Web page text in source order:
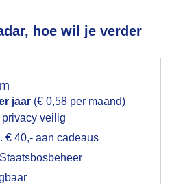
hoe wil je verder
jaar (€ 0,58 per maand)
veilig
€ 40,- aan cadeaus
gebruiken voor het
akkoord op hebt gegeven,
up uit je browser waarin